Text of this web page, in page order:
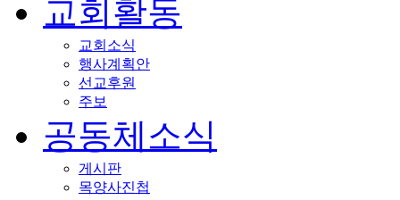
교회활동
교회소식
행사계획안
선교후원
주보
공동체소식
게시판
목양사진첩